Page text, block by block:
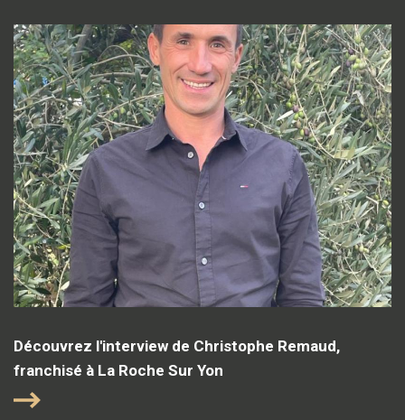
Découvrez l'interview de Christophe Remaud,
franchisé à La Roche Sur Yon